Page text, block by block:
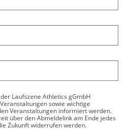
Laufszene Athletics gGmbH
sowie wichtige
Veranstaltungen informiert werden.
über den Abmeldelink am Ende jedes
Zukunft widerrufen werden.